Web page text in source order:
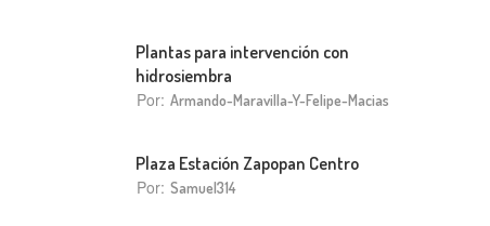
Plantas para intervención con
hidrosiembra
Por: Armando-Maravilla-Y-Felipe-Macias
Plaza Estación Zapopan Centro
Por: Samuel314